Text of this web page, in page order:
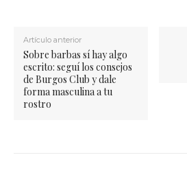
Artículo anterior
Sobre barbas sí hay algo
escrito: seguí los consejos
de Burgos Club y dale
forma masculina a tu
rostro